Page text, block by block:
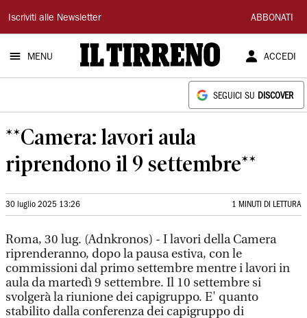
Il
Tirreno
Iscriviti alle Newsletter ABBONATI
MENU ACCEDI
SEGUICI SU DISCOVER
**Camera: lavori aula
riprendono il 9 settembre**
30 luglio 2025 13:26 1 MINUTI DI LETTURA
Roma, 30 lug. (Adnkronos) - I lavori della Camera
riprenderanno, dopo la pausa estiva, con le
commissioni dal primo settembre mentre i lavori in
aula da martedì 9 settembre. Il 10 settembre si
svolgerà la riunione dei capigruppo. E' quanto
stabilito dalla conferenza dei capigruppo di